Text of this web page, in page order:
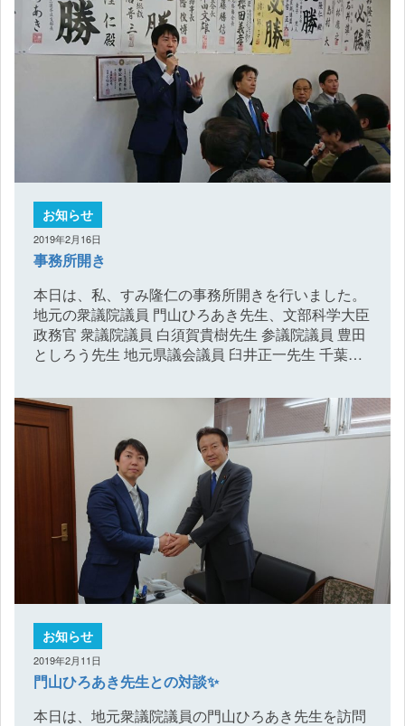
お知らせ
2019年2月16日
事務所開き
本日は、私、すみ隆仁の事務所開きを行いました。
地元の衆議院議員 門山ひろあき先生、文部科学大臣
政務官 衆議院議員 白須賀貴樹先生 参議院議員 豊田
としろう先生 地元県議会議員 臼井正一先生 千葉…
お知らせ
2019年2月11日
門山ひろあき先生との対談✨
本日は、地元衆議院議員の門山ひろあき先生を訪問